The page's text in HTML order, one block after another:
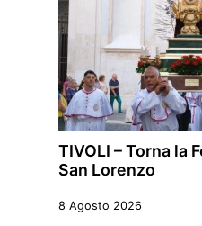
TIVOLI – Torna la
San Lorenzo
8 Agosto 2026